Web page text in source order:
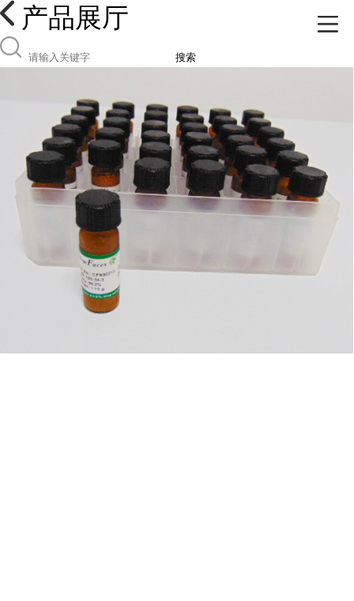
产品展厅
搜索